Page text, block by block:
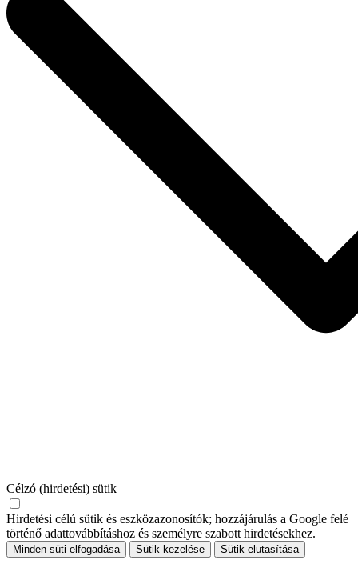
Célzó (hirdetési) sütik
Hirdetési célú sütik és eszközazonosítók; hozzájárulás a Google felé
történő adattovábbításhoz és személyre szabott hirdetésekhez.
Minden süti elfogadása Sütik kezelése Sütik elutasítása